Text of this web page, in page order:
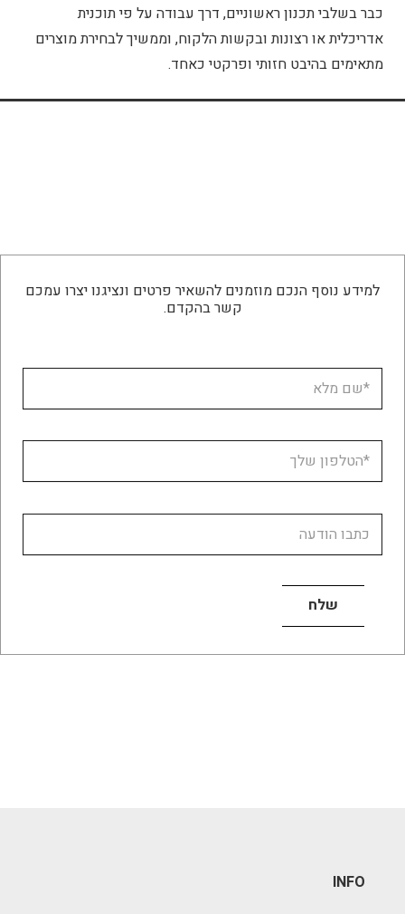
כבר בשלבי תכנון ראשוניים, דרך עבודה על פי תוכנית
אדריכלית או רצונות ובקשות הלקוח, וממשיך לבחירת מוצרים
מתאימים בהיבט חזותי ופרקטי כאחד.
למידע נוסף הנכם מוזמנים להשאיר פרטים ונציגנו יצרו עמכם
קשר בהקדם.
INFO